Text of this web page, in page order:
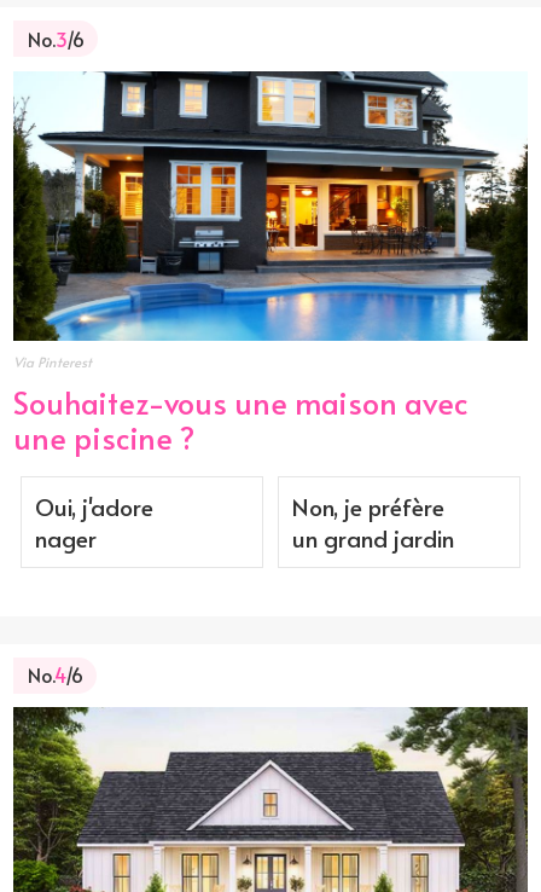
No.3/6
Via Pinterest
Souhaitez-vous une maison avec
une piscine ?
Oui, j'adore
nager
Non, je préfère
un grand jardin
No.4/6